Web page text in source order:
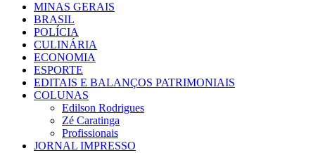
MINAS GERAIS
BRASIL
POLÍCIA
CULINÁRIA
ECONOMIA
ESPORTE
EDITAIS E BALANÇOS PATRIMONIAIS
COLUNAS
Edilson Rodrigues
Zé Caratinga
Profissionais
JORNAL IMPRESSO